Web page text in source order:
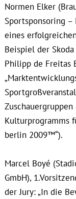
Normen Elker
Sportsponsoring
eines
Beispiel der Skoda
Philipp de Freitas
Kulturprogramms
berlin 2009™“).
Marcel Boyé
GmbH),
der Jury: „In die